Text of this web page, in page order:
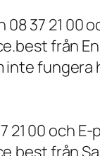
37 21 00
från
fungera
21 00 och E-
från